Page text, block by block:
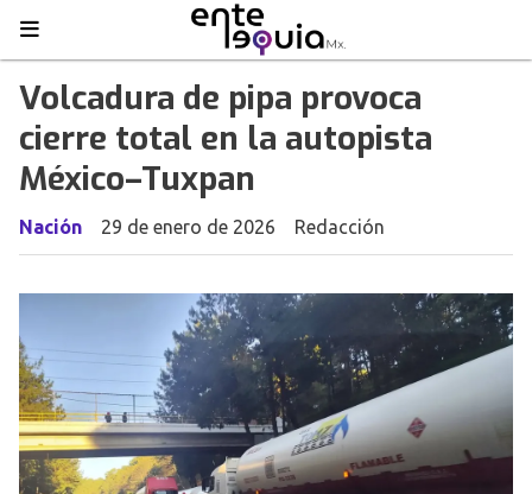
Volcadura de pipa provoca
cierre total en la autopista
México–Tuxpan
Nación 29 de enero de 2026 Redacción